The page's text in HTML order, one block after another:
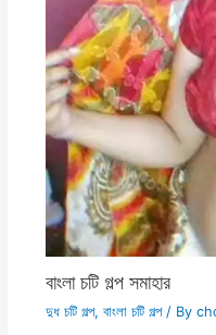
বাংলা চটি গল্প সমাহার
দুধ চটি গল্প, বাংলা চটি গল্প/ By